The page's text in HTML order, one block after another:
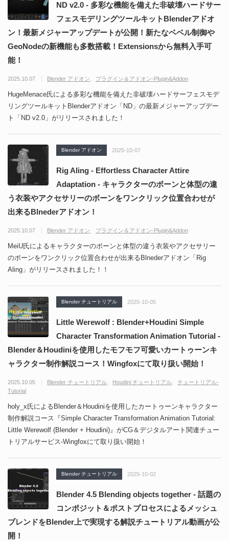
ND v2.0 - 多彩な機能を備えた非破壊ハードサー
フェスモデリングツールキットBlenderアドオ
ン！最新メジャーアップデートが公開！新たなベベル制御や
GeoNodeの新機能も多数搭載！Extensionsから無料入手可
能！
2025.10.07 Blender アドオン プラグイン＆アドオン-Plugin&Addon
HugeMenace氏による多彩な機能を備えた非破壊ハードサーフェスモデ
リングツールキットBlenderアドオン「ND」の最新メジャーアップデー
ト「ND v2.0」がリリースされました！
Blender アドオン 2025-10-07
Rig Aling - Effortless Character Attire
Adaptation - キャラクターのボーンと体型の違
う衣装やアクセサリーのボーンをワンクリック位置合わせが
出来るBlnederアドオン！
2025.10.07 Blender アドオン プラグイン＆アドオン-Plugin&Addon
MeiU氏によるキャラクターのボーンと体型の違う衣装やアクセサリー
のボーンをワンクリック位置合わせが出来るBlnederアドオン「Rig
Aling」がリリースされました！！
Blender チュートリアル 2025-10-05
Little Werewolf : Blender+Houdini Simple
Character Transformation Animation Tutorial -
Blender＆Houdiniを使用したモフモフ可愛いカートゥーンキ
ャラクター制作解説コース！Wingfoxにて取り扱い開始！
2025.10.05 Blender チュートリアル Houdini チュートリアル
チュートリアル-
Tutorial
holy_x氏によるBlender＆Houdiniを使用したカートゥーンキャラクター
制作解説コース『Simple Character Transformation Animation Tutorial:
Little Werewolf (Blender + Houdini)』がCG＆デジタルアート関連チュー
トリアルサービス-Wingfoxにて取り扱い開始！
Blender チュートリアル 2025-10-02
Blender 4.5 Blending objects together - 話題の
コンポジット＆ポストプロセスによるメッシュ
ブレンドをBlender上で実現する解説チュートリアル動画が公
開！